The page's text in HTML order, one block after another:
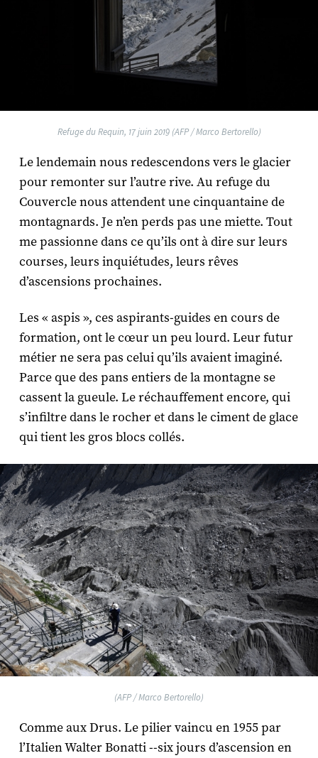
Refuge du Requin, 17 juin 2019 (AFP / Marco Bertorello)
Le lendemain nous redescendons vers le glacier
pour remonter sur l’autre rive. Au refuge du
Couvercle nous attendent une cinquantaine de
montagnards. Je n’en perds pas une miette. Tout
me passionne dans ce qu’ils ont à dire sur leurs
courses, leurs inquiétudes, leurs rêves
d’ascensions prochaines.
Les « aspis », ces aspirants-guides en cours de
formation, ont le cœur un peu lourd. Leur futur
métier ne sera pas celui qu’ils avaient imaginé.
Parce que des pans entiers de la montagne se
cassent la gueule. Le réchauffement encore, qui
s’infiltre dans le rocher et dans le ciment de glace
qui tient les gros blocs collés.
(AFP / Marco Bertorello)
Comme aux Drus. Le pilier vaincu en 1955 par
l’Italien Walter Bonatti --six jours d’ascension en